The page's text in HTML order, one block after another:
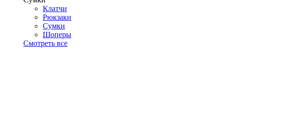
Клатчи
Рюкзаки
Сумки
Шоперы
Смотреть все